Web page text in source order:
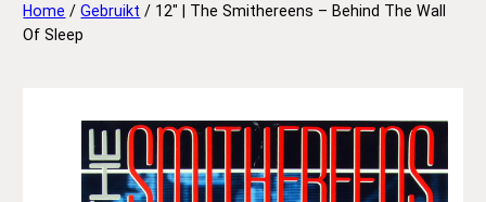
Home /Gebruikt / 12″ | The Smithereens – Behind The Wall
Of Sleep